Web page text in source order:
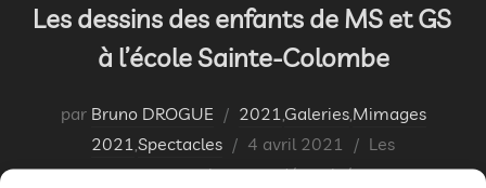
Les dessins des enfants de MS et GS
à l’école Sainte-Colombe
par Bruno DROGUE 2021 Galeries, Mimages
2021 Spectacles
Publié
le
4 avril 2021
Les
commentaires sont désactivés.